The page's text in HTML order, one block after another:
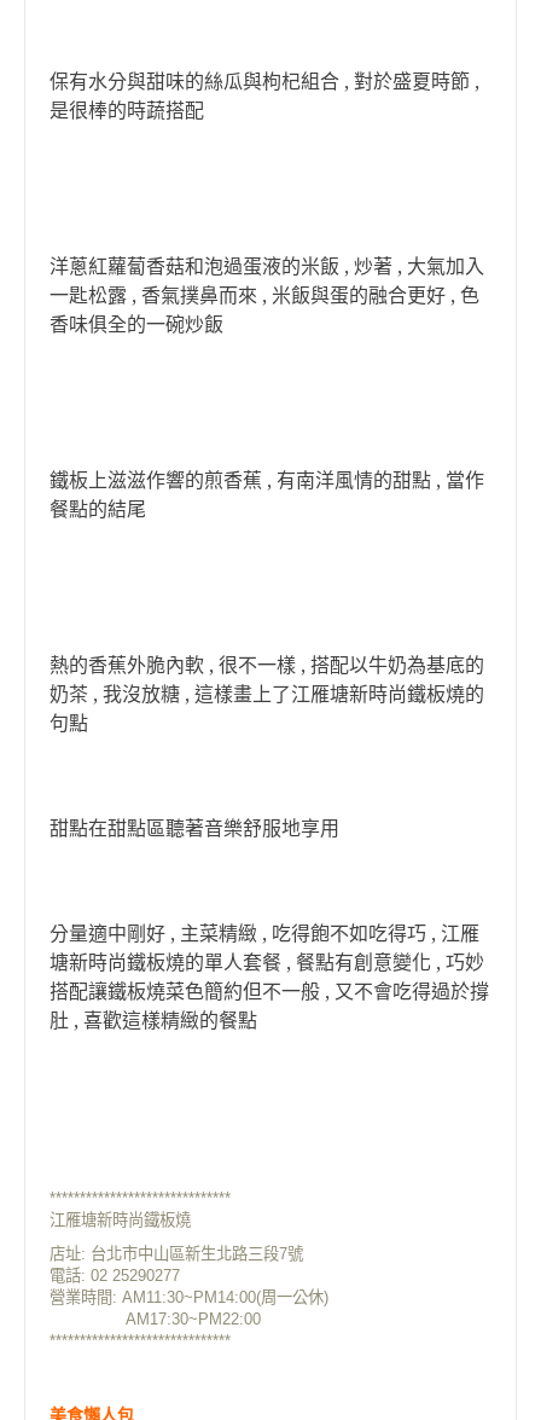
保有水分與甜味的絲瓜與枸杞組合 , 對於盛夏時節 ,
是很棒的時蔬搭配
洋蔥紅蘿蔔香菇和泡過蛋液的米飯 , 炒著 , 大氣加入
一匙松露 , 香氣撲鼻而來 , 米飯與蛋的融合更好 , 色
香味俱全的一碗炒飯
鐵板上滋滋作響的煎香蕉 , 有南洋風情的甜點 , 當作
餐點的結尾
熱的香蕉外脆內軟 , 很不一樣 , 搭配以牛奶為基底的
奶茶 , 我沒放糖 , 這樣畫上了江雁塘新時尚鐵板燒的
句點
甜點在甜點區聽著音樂舒服地享用
分量適中剛好 , 主菜精緻 , 吃得飽不如吃得巧 , 江雁
塘新時尚鐵板燒的單人套餐 , 餐點有創意變化 , 巧妙
搭配讓鐵板燒菜色簡約但不一般 , 又不會吃得過於撐
肚 , 喜歡這樣精緻的餐點
******************************
江雁塘新時尚鐵板燒
店址: 台北市中山區新生北路三段7號
電話: 02 25290277
營業時間: AM11:30~PM14:00(周一公休)
AM17:30~PM22:00
******************************
美食懶人包